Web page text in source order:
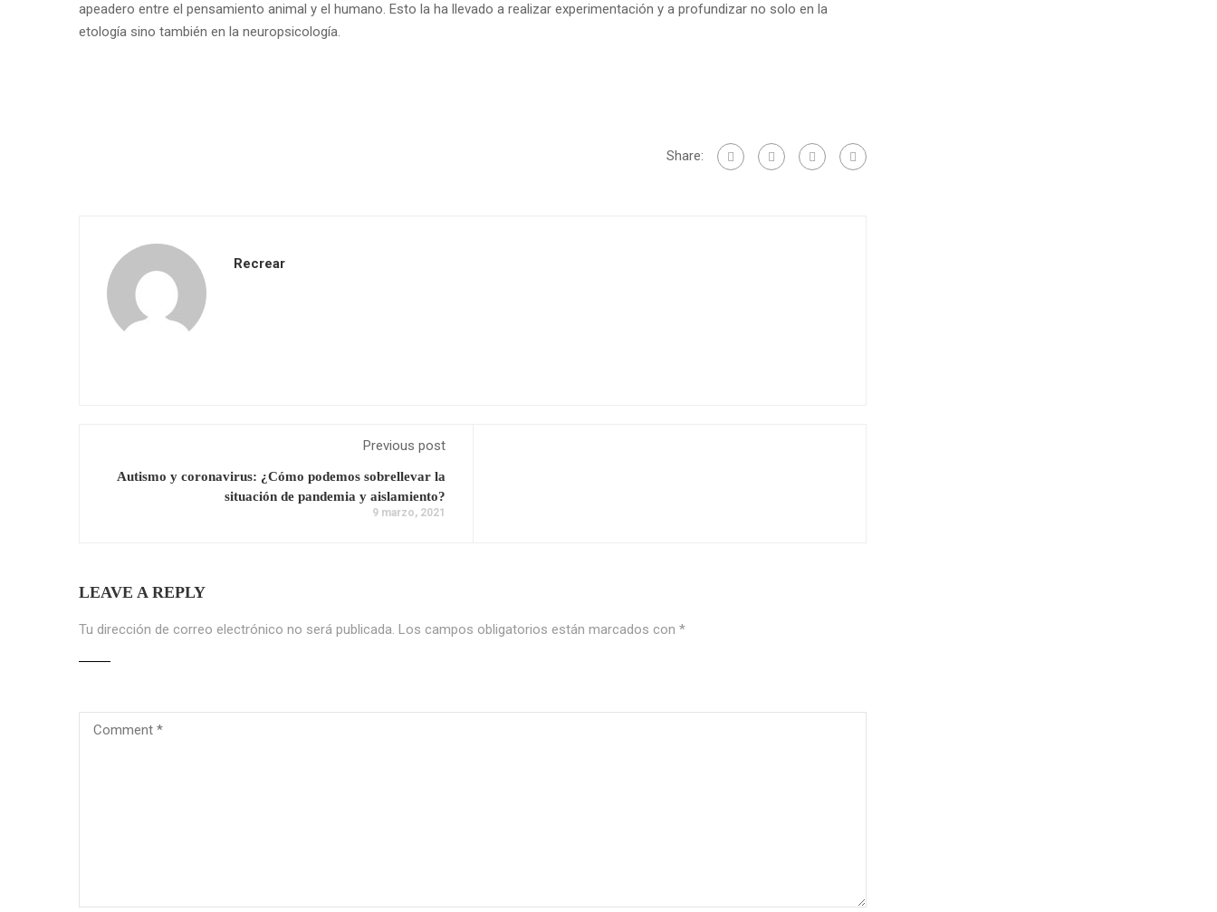
apeadero entre el pensamiento animal y el humano. Esto la ha llevado a realizar experimentación y a profundizar no solo en la
etología sino también en la neuropsicología.
Share:
Recrear
Previous post
Autismo y coronavirus: ¿Cómo podemos sobrellevar la
situación de pandemia y aislamiento?
9 marzo, 2021
LEAVE A REPLY
Tu dirección de correo electrónico no será publicada. Los campos obligatorios están marcados con *